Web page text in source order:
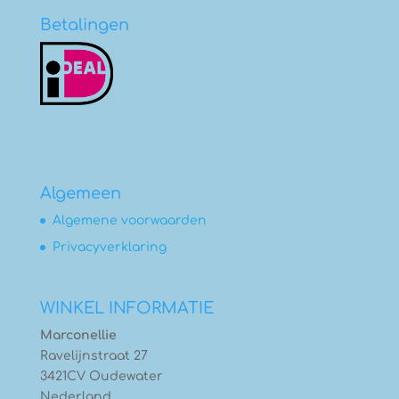
Betalingen
Algemeen
Algemene voorwaarden
Privacyverklaring
WINKEL INFORMATIE
Marconellie
Ravelijnstraat 27
3421CV Oudewater